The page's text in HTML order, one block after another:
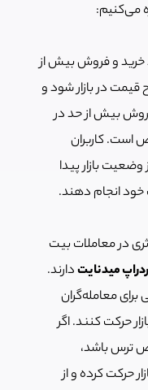
می‌کنیم:
خرید و فروش بیش از
در بازار شود و
بیش از حد در
است. کاربران
بازار پیدا
خود انجام دهند.
در معاملات بیت
میدنایتدارند.
معامله‌گران
حرکت کنند. اگر
ترس باشد،
حرکت کرده و از